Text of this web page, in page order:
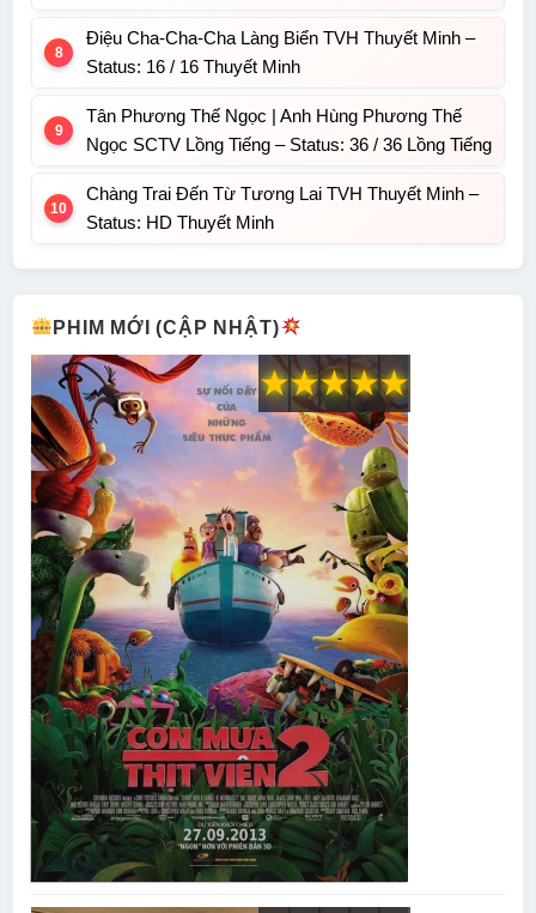
Điệu Cha-Cha-Cha Làng Biển TVH Thuyết Minh –
Status: 16 / 16 Thuyết Minh
Tân Phương Thế Ngọc | Anh Hùng Phương Thế
Ngọc SCTV Lồng Tiếng – Status: 36 / 36 Lồng Tiếng
Chàng Trai Đến Từ Tương Lai TVH Thuyết Minh –
Status: HD Thuyết Minh
PHIM MỚI (CẬP NHẬT)
★
★
★
★
★